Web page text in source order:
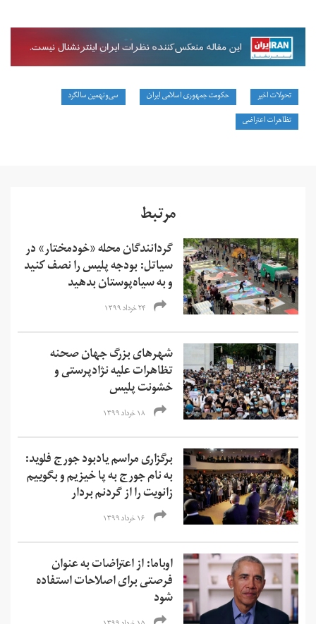
تحولات اخیر حکومت جمهوری اسلامی ایران
سی‌ونهمین سالگرد
تظاهرات اعتراضی
مرتبط
گردانندگان محله «خودمختار» در
سیاتل: بودجه پلیس را نصف کنید
و به سیاه‌پوستان بدهید
۲۴ خرداد ۱۳۹۹
شهرهای بزرگ جهان صحنه
تظاهرات علیه نژادپرستی و
خشونت پلیس
۱۸ خرداد ۱۳۹۹
برگزاری مراسم یادبود جورج فلوید:
به نام جورج به پا خیزیم و بگوییم
زانویت را از گردنم بردار
۱۶ خرداد ۱۳۹۹
اوباما: از اعتراضات به عنوان
فرصتی برای اصلاحات استفاده
شود